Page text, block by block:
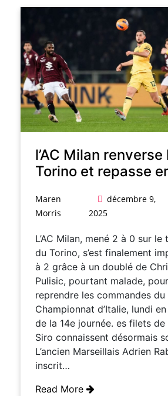
l’AC Milan renverse
Torino et repasse
Maren
Morris
décembre 9,
2025
L’AC Milan, mené 2 à 0 sur le
du Torino, s’est finalement
à 2 grâce à un doublé de
Pulisic, pourtant malade, pour
reprendre les commandes du
Championnat d’Italie, lundi
de la 14e journée. es filets de
Siro connaissent désormais
L’ancien Marseillais Adrien
inscrit…
Read More